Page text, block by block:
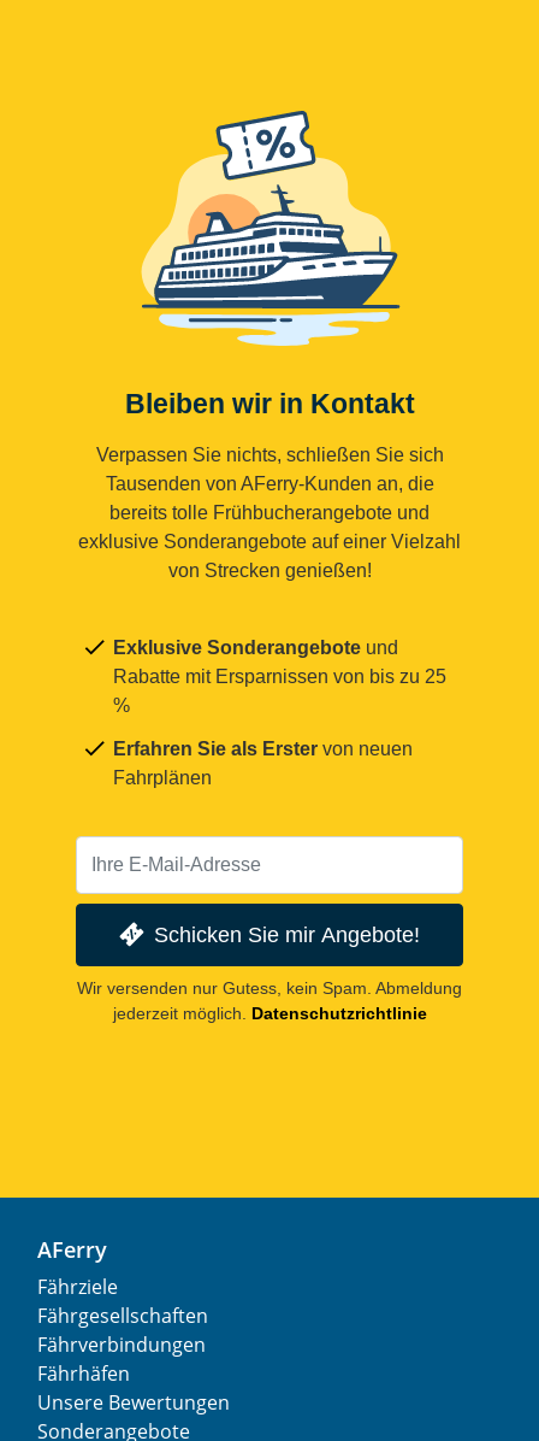
Bleiben wir in Kontakt
Verpassen Sie nichts, schließen Sie sich
Tausenden von AFerry-Kunden an, die
bereits tolle Frühbucherangebote und
exklusive Sonderangebote auf einer Vielzahl
von Strecken genießen!
Exklusive Sonderangebote und
Rabatte mit Ersparnissen von bis zu 25
%
Erfahren Sie als Erster von neuen
Fahrplänen
Schicken Sie mir Angebote!
Wir versenden nur Gutess, kein Spam. Abmeldung
jederzeit möglich.
Datenschutzrichtlinie
AFerry
Fährziele
Fährgesellschaften
Fährverbindungen
Fährhäfen
Unsere Bewertungen
Sonderangebote